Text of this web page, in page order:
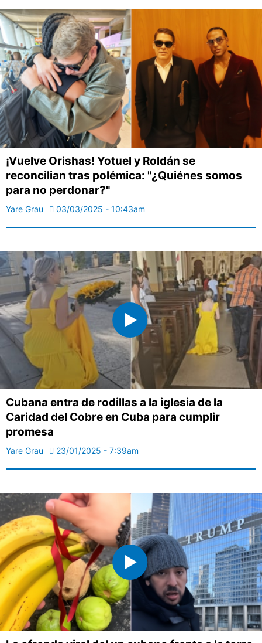
¡Vuelve Orishas! Yotuel y Roldán se
reconcilian tras polémica: "¿Quiénes somos
para no perdonar?"
Yare Grau 03/03/2025 - 10:43am
Cubana entra de rodillas a la iglesia de la
Caridad del Cobre en Cuba para cumplir
promesa
Yare Grau 23/01/2025 - 7:39am